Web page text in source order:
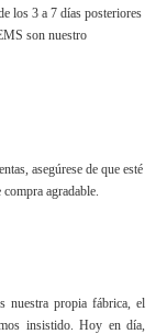
los 3 a 7 días posteriores
son nuestro
asegúrese de que esté
agradable.
nuestra propia fábrica, el
insistido. Hoy en día,